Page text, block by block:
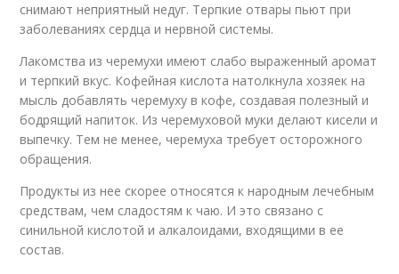
снимают неприятный недуг. Терпкие отвары пьют при
заболеваниях сердца и нервной системы.
Лакомства из черемухи имеют слабо выраженный аромат
и терпкий вкус. Кофейная кислота натолкнула хозяек на
мысль добавлять черемуху в кофе, создавая полезный и
бодрящий напиток. Из черемуховой муки делают кисели и
выпечку. Тем не менее, черемуха требует осторожного
обращения.
Продукты из нее скорее относятся к народным лечебным
средствам, чем сладостям к чаю. И это связано с
синильной кислотой и алкалоидами, входящими в ее
состав.